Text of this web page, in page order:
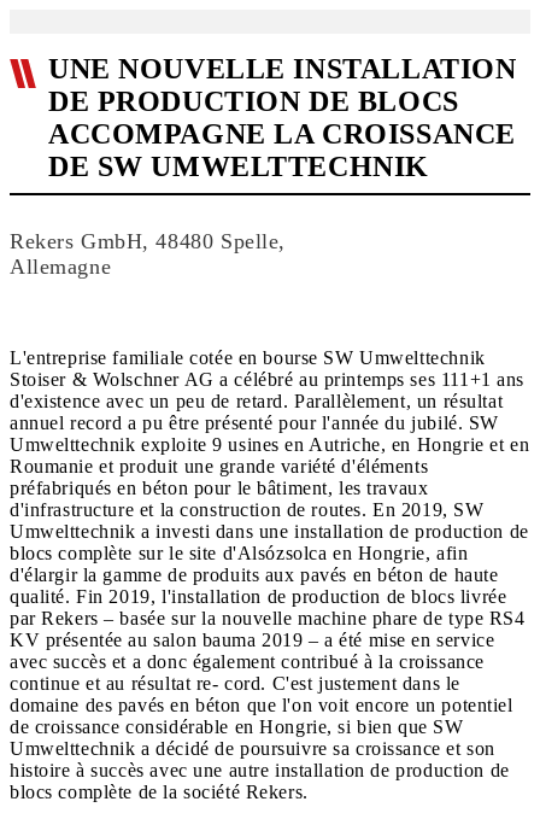
UNE NOUVELLE INSTALLATION
DE PRODUCTION DE BLOCS
ACCOMPAGNE LA CROISSANCE
DE SW UMWELTTECHNIK
Rekers GmbH, 48480 Spelle,
Allemagne
L'entreprise familiale cotée en bourse SW Umwelttechnik
Stoiser & Wolschner AG a célébré au printemps ses 111+1 ans
d'existence avec un peu de retard. Parallèlement, un résultat
annuel record a pu être présenté pour l'année du jubilé. SW
Umwelttechnik exploite 9 usines en Autriche, en Hongrie et en
Roumanie et produit une grande variété d'éléments
préfabriqués en béton pour le bâtiment, les travaux
d'infrastructure et la construction de routes. En 2019, SW
Umwelttechnik a investi dans une installation de production de
blocs complète sur le site d'Alsózsolca en Hongrie, afin
d'élargir la gamme de produits aux pavés en béton de haute
qualité. Fin 2019, l'installation de production de blocs livrée
par Rekers – basée sur la nouvelle machine phare de type RS4
KV présentée au salon bauma 2019 – a été mise en service
avec succès et a donc également contribué à la croissance
continue et au résultat re- cord. C'est justement dans le
domaine des pavés en béton que l'on voit encore un potentiel
de croissance considérable en Hongrie, si bien que SW
Umwelttechnik a décidé de poursuivre sa croissance et son
histoire à succès avec une autre installation de production de
blocs complète de la société Rekers.